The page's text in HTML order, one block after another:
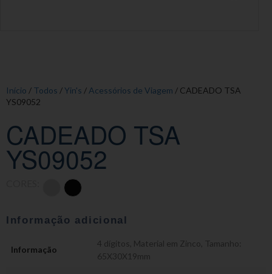
Início / Todos /Yin's / Acessórios de Viagem / CADEADO TSA
YS09052
CADEADO TSA
YS09052
Informação adicional
Informação
4 dígitos Material em Zinco Tamanho:
65X30X19mm